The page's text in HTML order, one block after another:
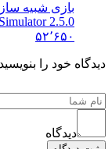
بازی شبیه سازی
Simulator 2.5.0
۵۲٬۶۵۰
خود را بنویسید
دیدگاه